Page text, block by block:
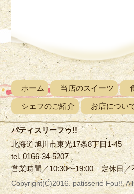
ホーム 当店のスイーツ
シェフのご紹介 お店につい
パティスリーフゥ!!
北海道旭川市東光17条8丁目1-45
tel. 0166-34-5207
営業時間／10:30〜19:00 定休日／
Copyright(C)2016. patisserie Fou!!,